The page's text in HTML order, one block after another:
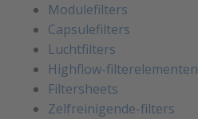
Modulefilters
Capsulefilters
Luchtfilters
Highflow-filterelementen
Filtersheets
Zelfreinigende-filters